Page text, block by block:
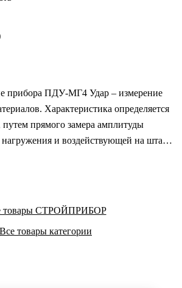
прибора ПДУ-МГ4 Удар – измерение
Характеристика определяется
прямого замера амплитуды
и воздействующей на штамп
диагностики проводится только на
поверхности.
товары СТРОЙПРИБОР
Все товары категории